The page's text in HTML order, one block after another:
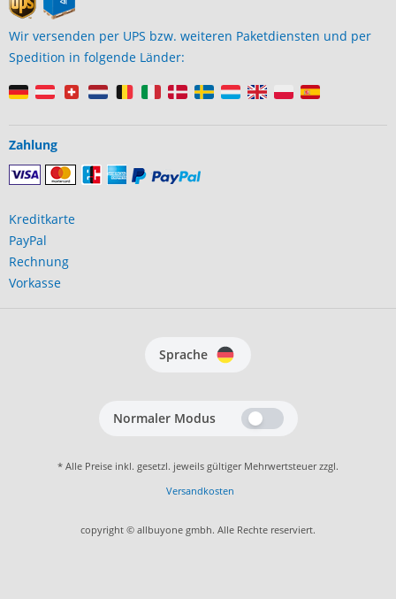
Wir versenden per UPS bzw. weiteren Paketdiensten und per
Spedition in folgende Länder:
Zahlung
Kreditkarte
PayPal
Rechnung
Vorkasse
Sprache
Normaler Modus
* Alle Preise inkl. gesetzl. jeweils gültiger Mehrwertsteuer zzgl.
Versandkosten
copyright © allbuyone gmbh. Alle Rechte reserviert.